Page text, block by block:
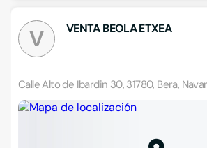
V VENTA BEOLA ETXEA
Calle Alto de Ibardin 30, 31780, Bera,